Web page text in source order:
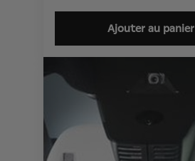
Price
46,07
€
Quantity
to:
1
Ajouter au panier